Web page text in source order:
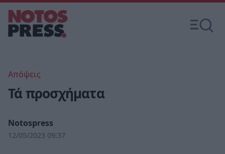
Απόψεις
Τά προσχήματα
Notospress
12/05/2023 09:37